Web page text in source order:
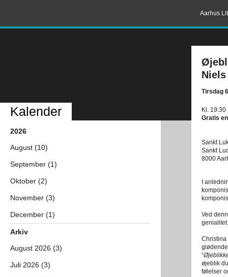
Aarhus
Niels
Tirsdag
Kl. 19:30
Gratis
Sankt
Sankt
8000
I
Ved
“
øjeblik
følelser
Kalender
2026
August (10)
September (1)
Oktober (2)
November (3)
December (1)
Arkiv
August 2026 (3)
Juli 2026 (3)